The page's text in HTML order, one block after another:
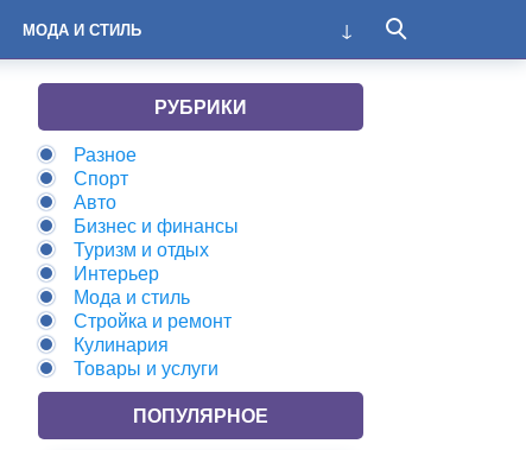
МОДА И СТИЛЬ
РУБРИКИ
Разное
Спорт
Авто
Бизнес и финансы
Туризм и отдых
Интерьер
Мода и стиль
Стройка и ремонт
Кулинария
Товары и услуги
ПОПУЛЯРНОЕ